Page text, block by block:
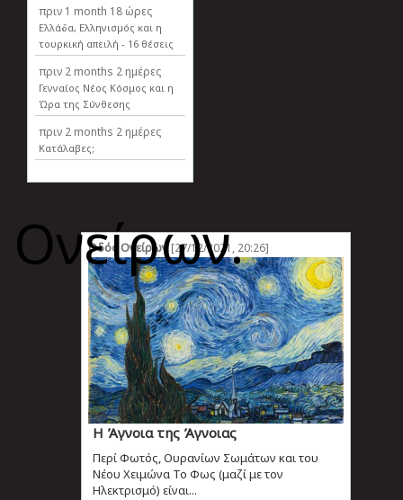
πριν 1 month 18 ώρες
Ελλάδα, Ελληνισµός και η
τουρκική απειλή - 16 θέσεις
πριν 2 months 2 ημέρες
Γενναίος Νέος Κόσμος και η
Ώρα της Σύνθεσης
πριν 2 months 2 ημέρες
Κατάλαβες;
Ονείρων.
Οδός Ονείρων [27/12/2021, 20:26]
Η Άγνοια της Άγνοιας
Περί Φωτός, Ουρανίων Σωμάτων και του
Νέου Χειμώνα To Φως (μαζί με τον
Ηλεκτρισμό) είναι...